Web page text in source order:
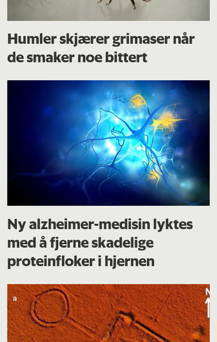
Humler skjærer grimaser når
de smaker noe bittert
Ny alzheimer-medisin lyktes
med å fjerne skadelige
proteinfloker i hjernen